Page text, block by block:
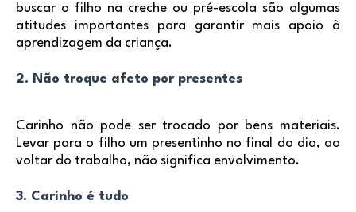
buscar o filho na creche ou pré-escola são algumas
atitudes importantes para garantir mais apoio à
aprendizagem da criança.
2. Não troque afeto por presentes
Carinho não pode ser trocado por bens materiais.
Levar para o filho um presentinho no final do dia, ao
voltar do trabalho, não significa envolvimento.
3. Carinho é tudo